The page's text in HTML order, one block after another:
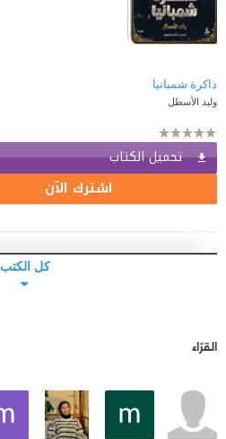
ذاكرة شمبانيا
وليد الأسطل
تحميل الكتاب
اشترك الآن
كل الكتب
القرّاء